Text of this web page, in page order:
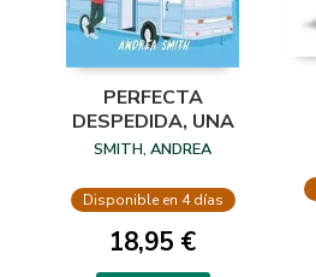
PERFECTA
DESPEDIDA, UNA
SMITH, ANDREA
Disponible en 4 días
18,95 €